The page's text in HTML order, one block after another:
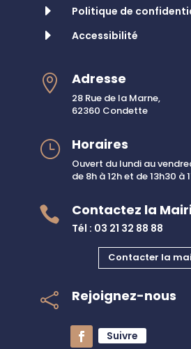
E Politique de
E Accessibilité
 Adresse
28 Rue de la Marne,
62360 Condette
} Horaires
Ouvert du lundi au
de 8h à 12h et de 13h30 à
 Contactez la
Tél : 03 21 32 88 88
Contacter la
 Rejoignez-nous
Suivre